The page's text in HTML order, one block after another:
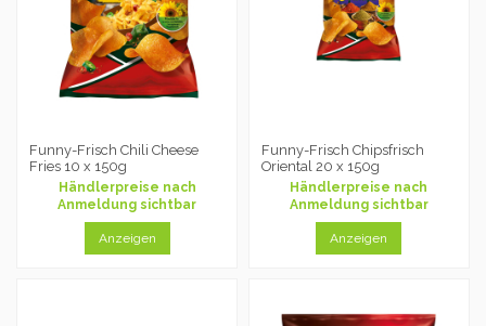
Funny-Frisch Chili Cheese
Fries 10 x 150g
Händlerpreise nach
Anmeldung sichtbar
Anzeigen
Funny-Frisch Chipsfrisch
Oriental 20 x 150g
Händlerpreise nach
Anmeldung sichtbar
Anzeigen